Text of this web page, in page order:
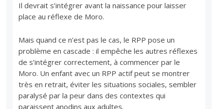
Il devrait s’intégrer avant la naissance pour laisser
place au réflexe de Moro.
Mais quand ce n’est pas le cas, le RPP pose un
problème en cascade : il empêche les autres réflexes
de s’intégrer correctement, à commencer par le
Moro. Un enfant avec un RPP actif peut se montrer
très en retrait, éviter les situations sociales, sembler
paralysé par la peur dans des contextes qui
paraissent anodins aux adultes.